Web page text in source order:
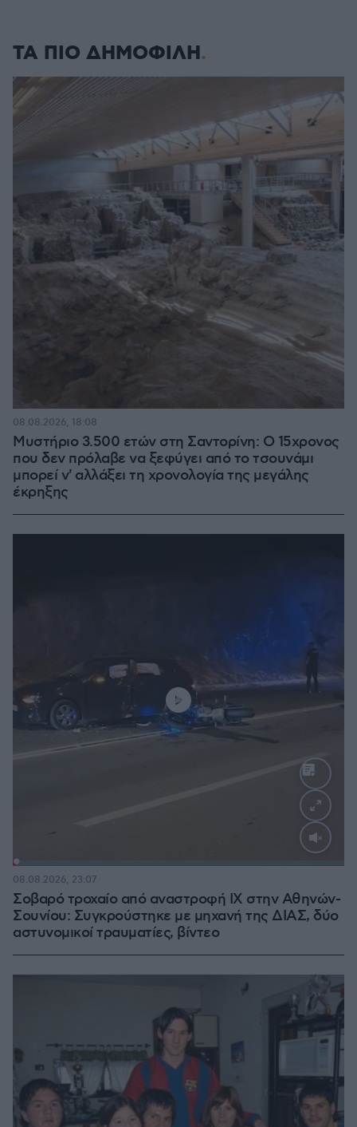
ΤΑ ΠΙΟ ΔΗΜΟΦΙΛΗ
Μυστήριο 3.500 ετών στη Σαντορίνη: Ο 15χρονος
που δεν πρόλαβε να ξεφύγει από το τσουνάμι
μπορεί ν' αλλάξει τη χρονολογία της μεγάλης
έκρηξης
08.08.2026, 18:08
Σοβαρό τροχαίο από αναστροφή ΙΧ στην Αθηνών-
Σουνίου: Συγκρούστηκε με μηχανή της ΔΙΑΣ, δύο
αστυνομικοί τραυματίες, βίντεο
08.08.2026, 23:07